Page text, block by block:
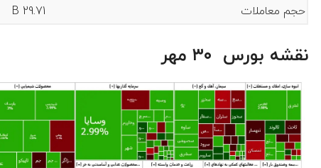
حجم معاملات
29.71 B
نقشه بورس ۳۰ مهر